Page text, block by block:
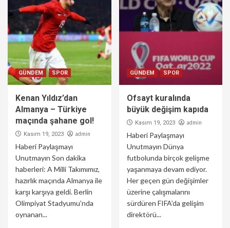
GÜNDEM SPOR
Kenan Yıldız’dan
Almanya – Türkiye
maçında şahane gol!
Kasım 19, 2023 admin
Haberi Paylaşmayı
Unutmayın Son dakika
haberleri: A Milli Takımımız,
hazırlık maçında Almanya ile
karşı karşıya geldi. Berlin
Olimpiyat Stadyumu’nda
oynanan...
GÜNDEM SPOR
Ofsayt kuralında
büyük değişim kapıda
Kasım 19, 2023 admin
Haberi Paylaşmayı
Unutmayın Dünya
futbolunda birçok gelişme
yaşanmaya devam ediyor.
Her geçen gün değişimler
üzerine çalışmalarını
sürdüren FIFA’da gelişim
direktörü...